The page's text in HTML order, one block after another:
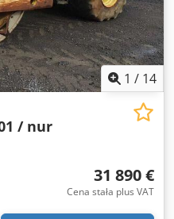
1 / 14
/ nur
31 890 €
Cena stała plus VAT